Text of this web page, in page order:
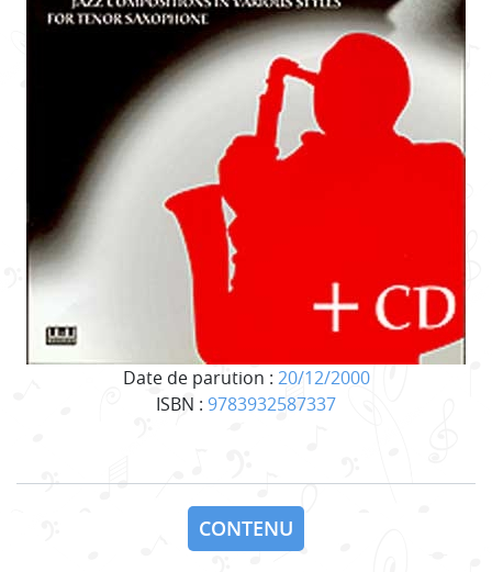
Date de parution : 20/12/2000
ISBN : 9783932587337
CONTENU